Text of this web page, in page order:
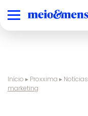
Início ▸ Proxxima ▸ Notícias
marketing